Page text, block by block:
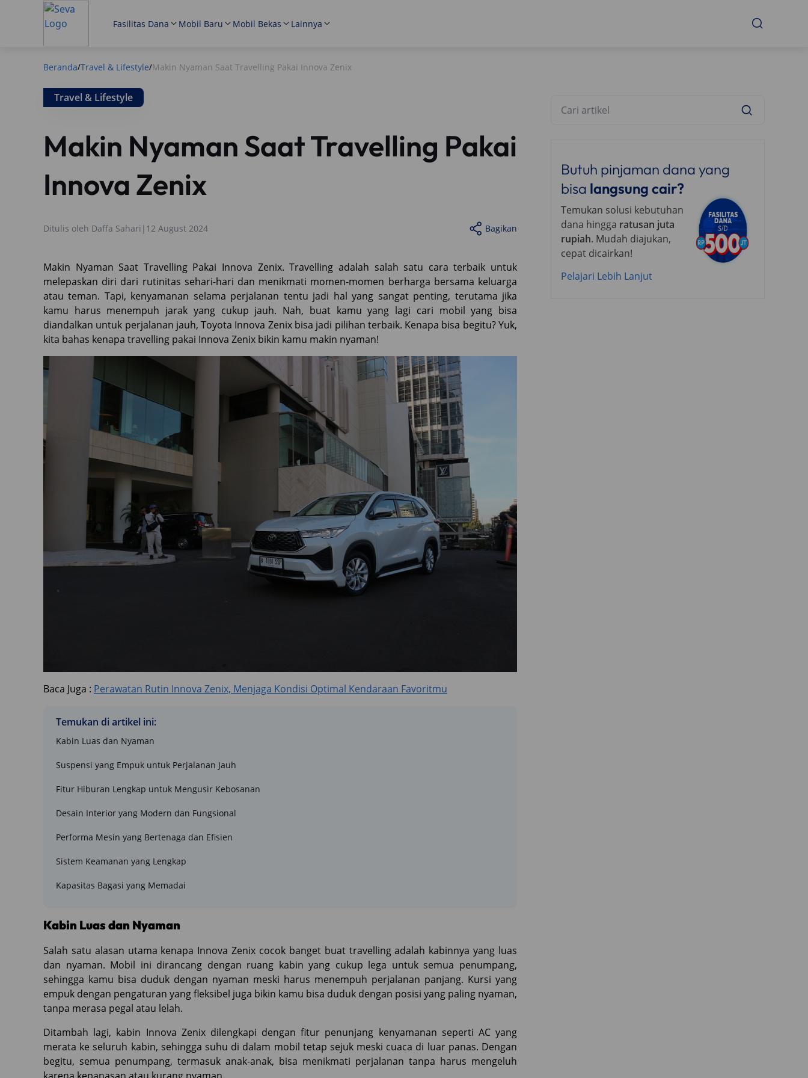
Fasilitas Dana Mobil Baru Mobil Bekas Lainnya
Beranda/Travel & Lifestyle/Makin Nyaman Saat Travelling Pakai Innova Zenix
Travel & Lifestyle
Makin Nyaman Saat Travelling Pakai
Innova Zenix
Ditulis oleh Daffa Sahari | 12 August 2024 Bagikan
Makin Nyaman Saat Travelling Pakai Innova Zenix. Travelling adalah salah satu cara terbaik untuk
melepaskan diri dari rutinitas sehari-hari dan menikmati momen-momen berharga bersama keluarga
atau teman. Tapi, kenyamanan selama perjalanan tentu jadi hal yang sangat penting, terutama jika
kamu harus menempuh jarak yang cukup jauh. Nah, buat kamu yang lagi cari mobil yang bisa
diandalkan untuk perjalanan jauh, Toyota Innova Zenix bisa jadi pilihan terbaik. Kenapa bisa begitu? Yuk,
kita bahas kenapa travelling pakai Innova Zenix bikin kamu makin nyaman!
Baca Juga : Perawatan Rutin Innova Zenix, Menjaga Kondisi Optimal Kendaraan Favoritmu
Temukan di artikel ini:
Kabin Luas dan Nyaman
Suspensi yang Empuk untuk Perjalanan Jauh
Fitur Hiburan Lengkap untuk Mengusir Kebosanan
Desain Interior yang Modern dan Fungsional
Performa Mesin yang Bertenaga dan Efisien
Sistem Keamanan yang Lengkap
Kapasitas Bagasi yang Memadai
Kabin Luas dan Nyaman
Salah satu alasan utama kenapa Innova Zenix cocok banget buat travelling adalah kabinnya yang luas
dan nyaman. Mobil ini dirancang dengan ruang kabin yang cukup lega untuk semua penumpang,
sehingga kamu bisa duduk dengan nyaman meski harus menempuh perjalanan panjang. Kursi yang
empuk dengan pengaturan yang fleksibel juga bikin kamu bisa duduk dengan posisi yang paling nyaman,
tanpa merasa pegal atau lelah.
Ditambah lagi, kabin Innova Zenix dilengkapi dengan fitur penunjang kenyamanan seperti AC yang
merata ke seluruh kabin, sehingga suhu di dalam mobil tetap sejuk meski cuaca di luar panas. Dengan
begitu, semua penumpang, termasuk anak-anak, bisa menikmati perjalanan tanpa harus mengeluh
Butuh pinjaman dana yang
bisa langsung cair?
Temukan solusi kebutuhan
dana hingga ratusan juta
rupiah. Mudah diajukan,
cepat dicairkan!
Pelajari Lebih Lanjut